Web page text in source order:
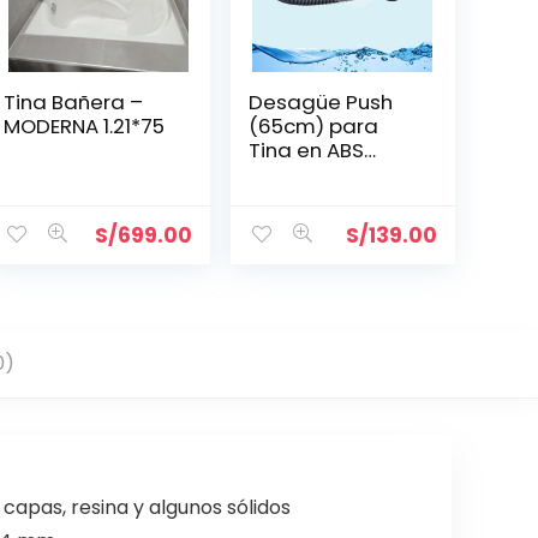
Tina Bañera –
MODERNA 1.21*75
S/699.00
Desagüe Push
(65cm) para
Tina en ABS
S/139.00
resina y algunos sólidos